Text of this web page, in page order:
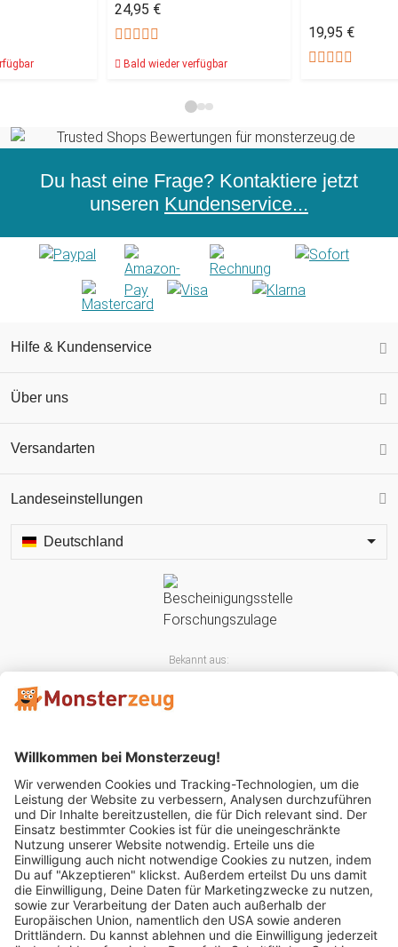
24,95 €
Bald wieder verfügbar
19,95 €
Du hast eine Frage? Kontaktiere jetzt
unseren Kundenservice...
Hilfe & Kundenservice
Über uns
Versandarten
Landeseinstellungen
Deutschland
Bekannt aus:
Mitglied im: